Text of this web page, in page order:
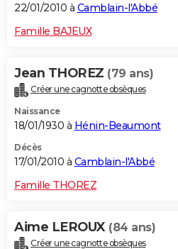
22/01/2010 à Camblain-l'Abbé
Famille BAJEUX
Jean THOREZ (79 ans)
Créer une cagnotte obsèques
Naissance
18/01/1930 à Hénin-Beaumont
Décès
17/01/2010 à Camblain-l'Abbé
Famille THOREZ
Aime LEROUX (84 ans)
Créer une cagnotte obsèques